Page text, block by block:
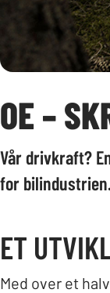
OE –
Vår drivkraft?
for
ET
Med over et